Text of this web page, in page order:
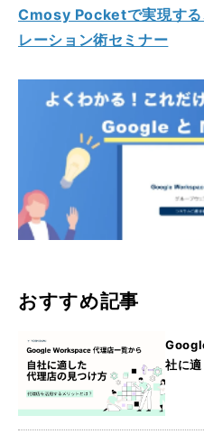
Cmosy Pocketで実現する
レーション術セミナー
おすすめ記事
社に